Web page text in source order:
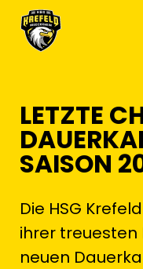
LETZTE
SAISON
Die HSG
ihrer treuesten
neuen